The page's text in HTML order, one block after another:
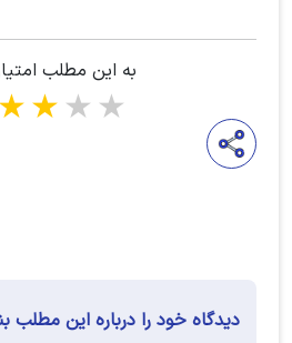
به این مطلب
5 stars
4 stars
3 stars
دیدگاه خود را درباره این مطلب